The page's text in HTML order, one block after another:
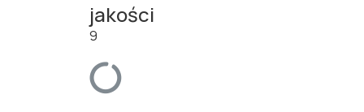
jakości
9